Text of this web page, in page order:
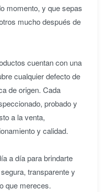
momento, y que sepas
mucho después de
cuentan con una
cualquier defecto de
de origen. Cada
probado y
a la venta,
y calidad.
a día para brindarte
transparente y
que mereces.